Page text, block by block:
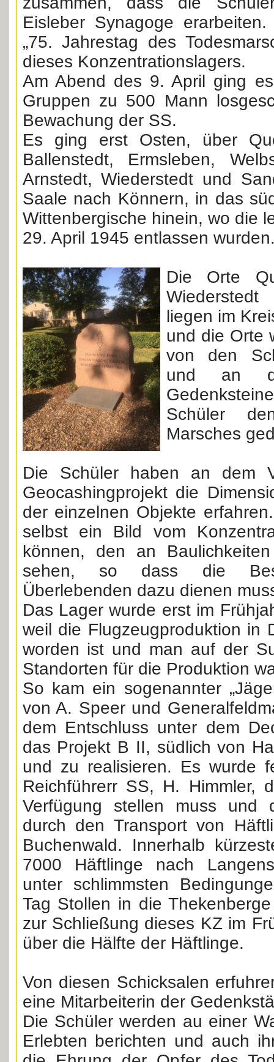
Eisleber Synagoge
„75. Jahrestag des
dieses Konzentrationslagers.
Am Abend des 9. April ging
Gruppen zu 500 Mann
Bewachung der SS.
Es ging erst Osten, über
Ballenstedt, Ermsleben,
Arnstedt, Wiederstedt und
Saale nach Könnern, in das
Wittenbergische hinein, wo die
29. April 1945 entlassen
Die Orte
Wiederstedt
liegen im
und die Orte
von den
und an
Schüler
Marsches
Die Schüler haben an dem
Geocashingprojekt die
der einzelnen Objekte
selbst ein Bild vom
können, den an
sehen, so dass die
Überlebenden dazu dienen
Das Lager wurde erst im
weil die Flugzeugproduktion in
worden ist und man auf der
Standorten für die Produktion
So kam ein sogenannter
von A. Speer und
dem Entschluss unter dem
das Projekt B II, südlich von
und zu realisieren. Es wurde
Reichführerr SS, H. Himmler,
Verfügung stellen muss und
durch den Transport von
Buchenwald. Innerhalb
7000 Häftlinge nach
unter schlimmsten
Tag Stollen in die
zur Schließung dieses KZ im
über die Hälfte der Häftlinge.
Von diesen Schicksalen
eine Mitarbeiterin der
Die Schüler werden au einer
Erlebten berichten und auch